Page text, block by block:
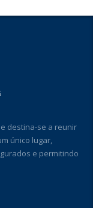
destina-se a reunir
único lugar,
e permitindo